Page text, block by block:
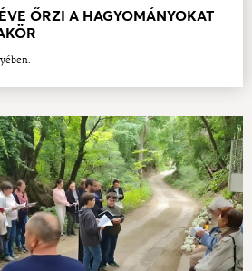
ŐRZI A HAGYOMÁNYOKAT